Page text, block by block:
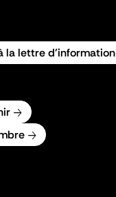
la lettre d'information